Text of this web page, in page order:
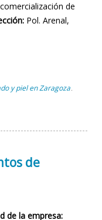
de
Pol. Arenal,
y piel en Zaragoza
de
de la empresa: